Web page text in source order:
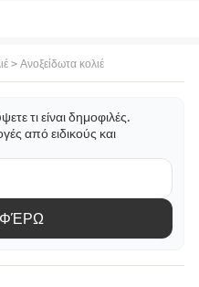
> Ανοξείδωτα κολιέ
τι είναι δημοφιλές.
από ειδικούς και